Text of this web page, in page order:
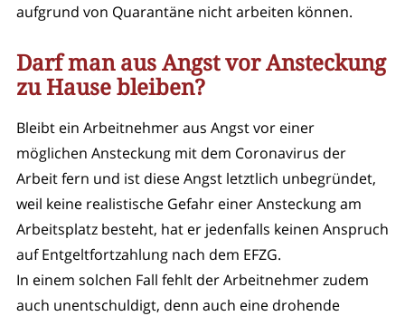
aufgrund von Quarantäne nicht arbeiten können.
Darf man aus Angst vor Ansteckung
zu Hause bleiben?
Bleibt ein Arbeitnehmer aus Angst vor einer
möglichen Ansteckung mit dem Coronavirus der
Arbeit fern und ist diese Angst letztlich unbegründet,
weil keine realistische Gefahr einer Ansteckung am
Arbeitsplatz besteht, hat er jedenfalls keinen Anspruch
auf Entgeltfortzahlung nach dem EFZG.
In einem solchen Fall fehlt der Arbeitnehmer zudem
auch unentschuldigt, denn auch eine drohende